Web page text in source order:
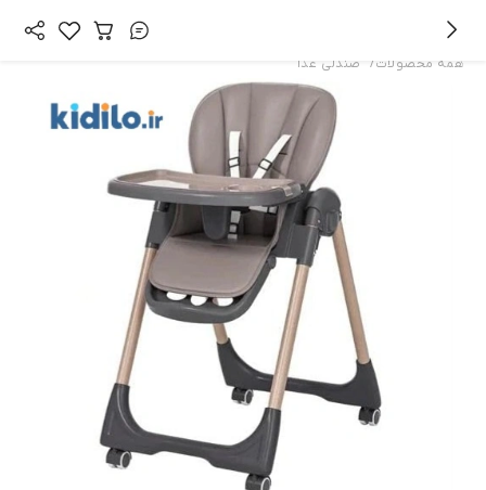
همه محصولات/ صندلی غذا